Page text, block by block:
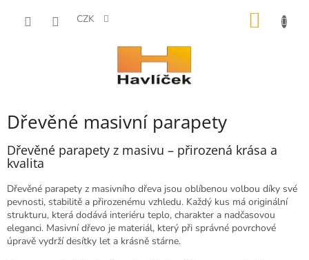
CZK
Dřevěné masivní parapety
Dřevěné parapety z masivu – přirozená krása a
kvalita
Dřevěné parapety z masivního dřeva jsou oblíbenou volbou díky své
pevnosti, stabilitě a přirozenému vzhledu. Každý kus má originální
strukturu, která dodává interiéru teplo, charakter a nadčasovou
eleganci. Masivní dřevo je materiál, který při správné povrchové
úpravě vydrží desítky let a krásně stárne.